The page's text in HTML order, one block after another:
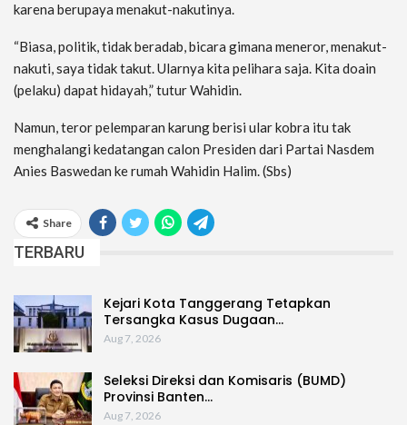
karena berupaya menakut-nakutinya.
“Biasa, politik, tidak beradab, bicara gimana meneror, menakut-
nakuti, saya tidak takut. Ularnya kita pelihara saja. Kita doain
(pelaku) dapat hidayah,” tutur Wahidin.
Namun, teror pelemparan karung berisi ular kobra itu tak
menghalangi kedatangan calon Presiden dari Partai Nasdem
Anies Baswedan ke rumah Wahidin Halim. (Sbs)
Share
TERBARU
Kejari Kota Tanggerang Tetapkan
Tersangka Kasus Dugaan…
Aug 7, 2026
Seleksi Direksi dan Komisaris (BUMD)
Provinsi Banten…
Aug 7, 2026